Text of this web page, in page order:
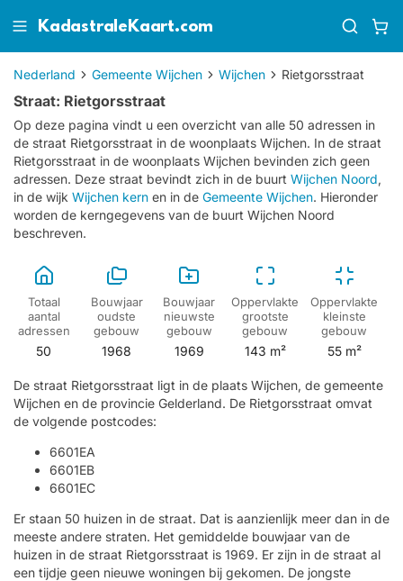
KadastraleKaart.com
Nederland Gemeente Wijchen Wijchen Rietgorsstraat
Straat: Rietgorsstraat
Op deze pagina vindt u een overzicht van alle 50 adressen in
de straat Rietgorsstraat in de woonplaats Wijchen. In de straat
Rietgorsstraat in de woonplaats Wijchen bevinden zich geen
adressen. Deze straat bevindt zich in de buurt Wijchen Noord,
in de wijk Wijchen kern en in de Gemeente Wijchen. Hieronder
worden de kerngegevens van de buurt Wijchen Noord
beschreven.
Totaal
aantal
adressen
50
Bouwjaar
oudste
gebouw
1968
Bouwjaar
nieuwste
gebouw
1969
Oppervlakte
grootste
gebouw
143 m²
Oppervlakte
kleinste
gebouw
55 m²
De straat Rietgorsstraat ligt in de plaats Wijchen, de gemeente
Wijchen en de provincie Gelderland. De Rietgorsstraat omvat
de volgende postcodes:
6601EA
6601EB
6601EC
Er staan 50 huizen in de straat. Dat is aanzienlijk meer dan in de
meeste andere straten. Het gemiddelde bouwjaar van de
huizen in de straat Rietgorsstraat is 1969. Er zijn in de straat al
een tijdje geen nieuwe woningen bij gekomen. De jongste